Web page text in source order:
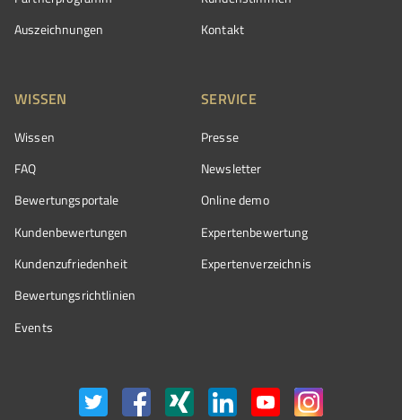
Auszeichnungen
Kontakt
WISSEN
Wissen
FAQ
Bewertungsportale
Kundenbewertungen
Kundenzufriedenheit
Bewertungs­richtlinien
Events
SERVICE
Presse
Newsletter
Online demo
Expertenbewertung
Expertenverzeichnis